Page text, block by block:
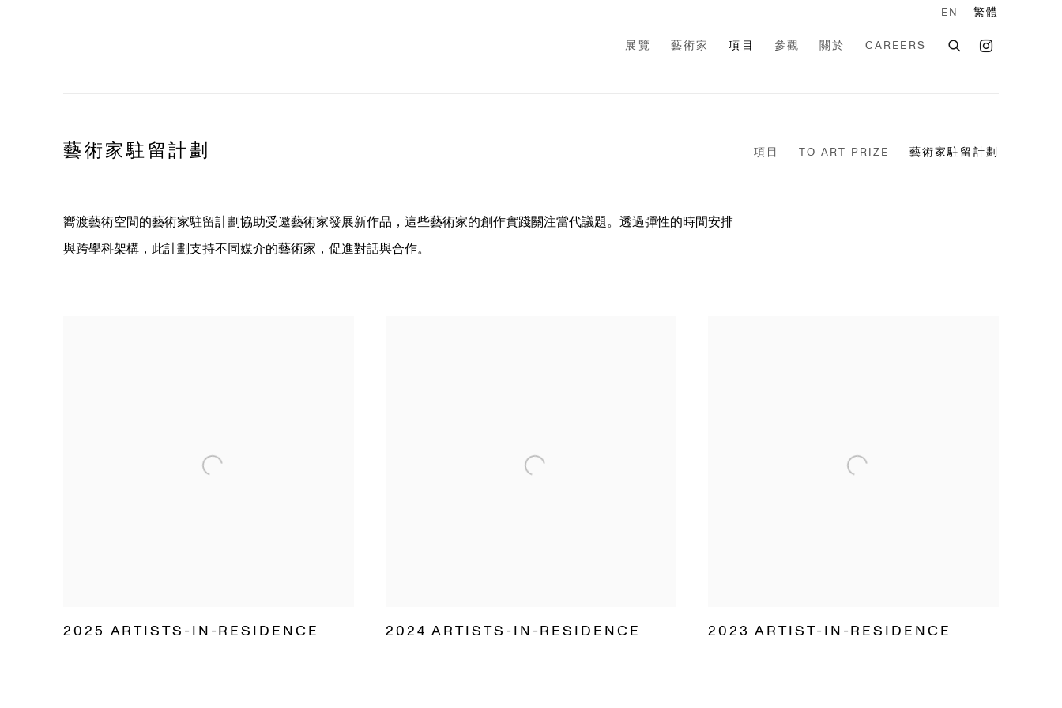
展覽 藝術家 項目 參觀 關於 CAREERS
EN 繁體
藝術家駐留計劃 項目 TO ART PRIZE 藝術家駐留計劃
嚮渡藝術空間的藝術家駐留計劃協助受邀藝術家發展新作品，這些藝術家的創作實踐關注當代議題。透過彈性的時間安排
與跨學科架構，此計劃支持不同媒介的藝術家，促進對話與合作。
2025 ARTISTS-IN-RESIDENCE 2024 ARTISTS-IN-RESIDENCE 2023 ARTIST-IN-RESIDENCE